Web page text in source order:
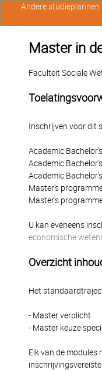
Master in
Faculteit Sociale
Inschrijven voor dit
Academic
Academic
Academic
Master's
Master's
U kan eveneens
economische
Overzicht
Het
- Master verplicht
- Master keuze
Elk van de
Andere